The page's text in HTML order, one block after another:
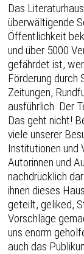
Das
überwältigende
Öffentlichkeit
und über 5000
gefährdet ist,
Förderung durch
Zeitungen,
ausführlich. Der
Das geht nicht!
viele unserer
Institutionen und
Autorinnen und
nachdrücklich
ihnen dieses
geteilt, geliked,
Vorschläge
uns enorm
auch das